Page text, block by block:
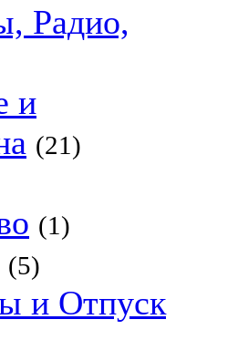
Радио,
и
(21)
(1)
(5)
и Отпуск